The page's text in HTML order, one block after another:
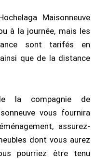
Maisonneuve
à la journée, mais les
sont tarifés en
que de la distance
la compagnie de
vous fournira
assurez-
dont vous aurez
pourriez être tenu